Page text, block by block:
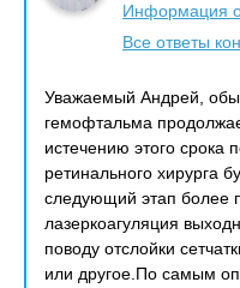
Информация о
Все ответы
Уважаемый Андрей,
гемофтальма
истечению этого срока
ретинального хирурга
следующий этап более
лазеркоагуляция
поводу отслойки
или другое.По самым